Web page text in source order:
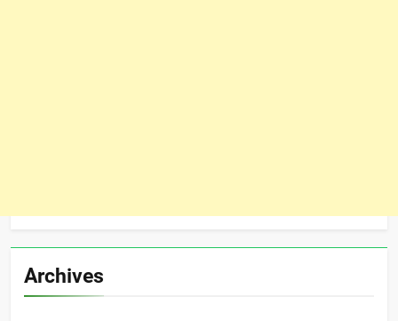
Archives